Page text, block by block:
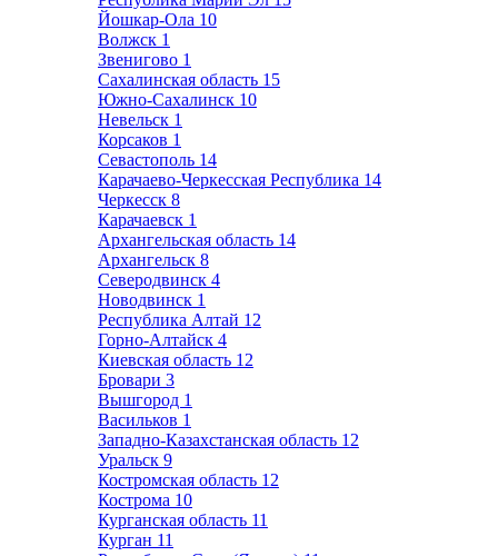
Йошкар-Ола 10
Волжск 1
Звенигово 1
Сахалинская область 15
Южно-Сахалинск 10
Невельск 1
Корсаков 1
Севастополь 14
Карачаево-Черкесская Республика 14
Черкесск 8
Карачаевск 1
Архангельская область 14
Архангельск 8
Северодвинск 4
Новодвинск 1
Республика Алтай 12
Горно-Алтайск 4
Киевская область 12
Бровари 3
Вышгород 1
Васильков 1
Западно-Казахстанская область 12
Уральск 9
Костромская область 12
Кострома 10
Курганская область 11
Курган 11